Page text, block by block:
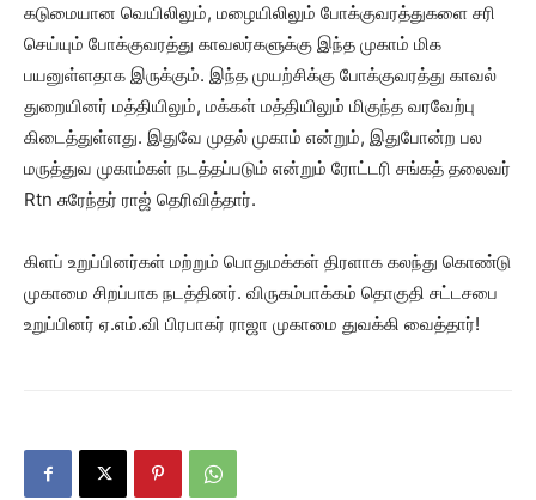
கடுமையான வெயிலிலும், மழையிலிலும் போக்குவரத்துகளை சரி
செய்யும் போக்குவரத்து காவலர்களுக்கு இந்த முகாம் மிக
பயனுள்ளதாக இருக்கும். இந்த முயற்சிக்கு போக்குவரத்து காவல்
துறையினர் மத்தியிலும், மக்கள் மத்தியிலும் மிகுந்த வரவேற்பு
கிடைத்துள்ளது. இதுவே முதல் முகாம் என்றும், இதுபோன்ற பல
மருத்துவ முகாம்கள் நடத்தப்படும் என்றும் ரோட்டரி சங்கத் தலைவர்
Rtn சுரேந்தர் ராஜ் தெரிவித்தார்.
கிளப் உறுப்பினர்கள் மற்றும் பொதுமக்கள் திரளாக கலந்து கொண்டு
முகாமை சிறப்பாக நடத்தினர். விருகம்பாக்கம் தொகுதி சட்டசபை
உறுப்பினர் ஏ.எம்.வி பிரபாகர் ராஜா முகாமை துவக்கி வைத்தார்!